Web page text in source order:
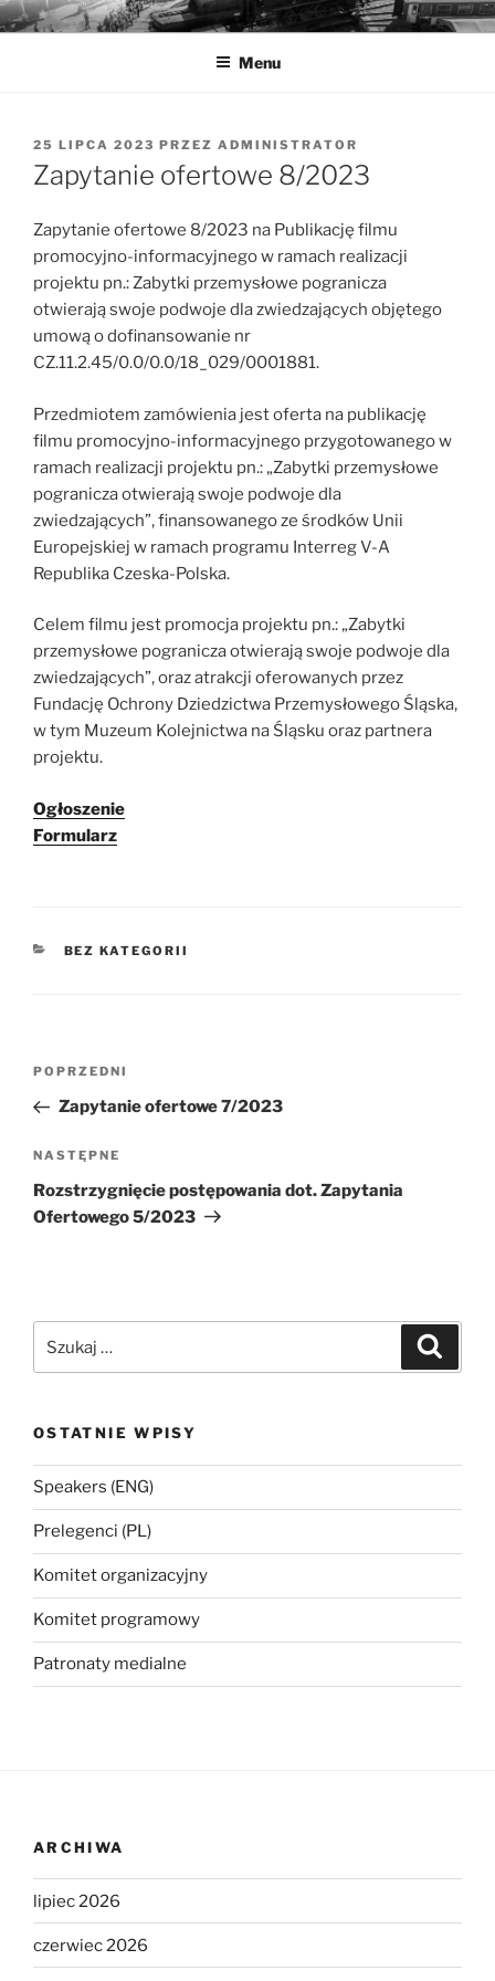
Przejdź
do
MUZEA TECHNIKI
Ochrona zabytków techniki
Menu
OPUBLIKOWANE
W
25 LIPCA 2023 PRZEZ ADMINISTRATOR
Zapytanie ofertowe 8/2023
Zapytanie ofertowe 8/2023 na Publikację filmu
promocyjno-informacyjnego w ramach realizacji
projektu pn.: Zabytki przemysłowe pogranicza
otwierają swoje podwoje dla zwiedzających objętego
umową o dofinansowanie nr
CZ.11.2.45/0.0/0.0/18_029/0001881.
Przedmiotem zamówienia jest oferta na publikację
filmu promocyjno-informacyjnego przygotowanego w
ramach realizacji projektu pn.: „Zabytki przemysłowe
pogranicza otwierają swoje podwoje dla
zwiedzających”, finansowanego ze środków Unii
Europejskiej w ramach programu Interreg V-A
Republika Czeska-Polska.
Celem filmu jest promocja projektu pn.: „Zabytki
przemysłowe pogranicza otwierają swoje podwoje dla
zwiedzających”, oraz atrakcji oferowanych przez
Fundację Ochrony Dziedzictwa Przemysłowego Śląska,
w tym Muzeum Kolejnictwa na Śląsku oraz partnera
projektu.
Ogłoszenie
Formularz
KATEGORIE
BEZ KATEGORII
Nawigacja
Poprzedni
wpis
POPRZEDNI
Zapytanie ofertowe 7/2023
Następny
wpis
NASTĘPNE
Rozstrzygnięcie postępowania dot. Zapytania
Ofertowego 5/2023
OSTATNIE WPISY
Speakers (ENG)
Prelegenci (PL)
Komitet organizacyjny
Komitet programowy
Patronaty medialne
ARCHIWA
lipiec 2026
czerwiec 2026